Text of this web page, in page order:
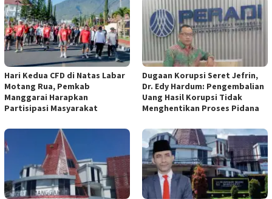
Hari Kedua CFD di Natas Labar
Motang Rua, Pemkab
Manggarai Harapkan
Partisipasi Masyarakat
Dugaan Korupsi Seret Jefrin,
Dr. Edy Hardum: Pengembalian
Uang Hasil Korupsi Tidak
Menghentikan Proses Pidana